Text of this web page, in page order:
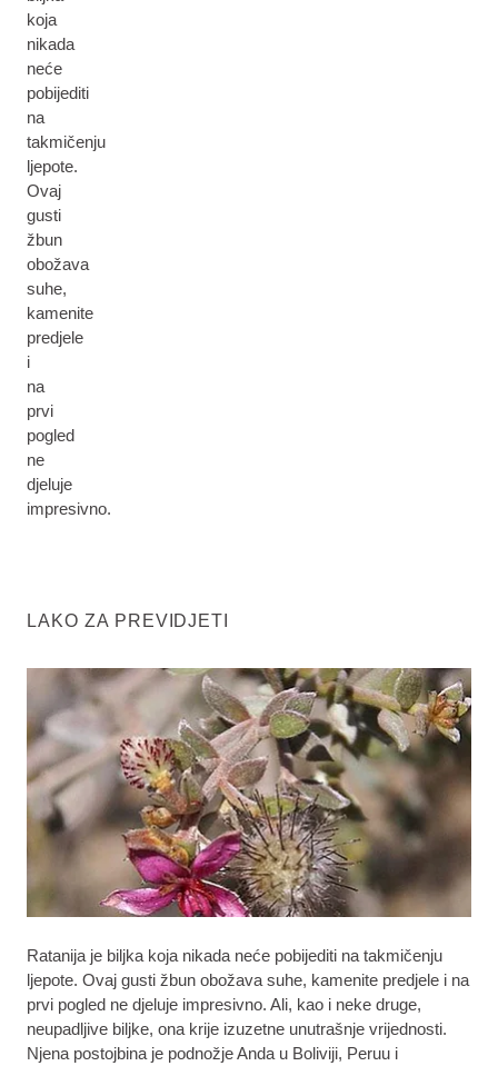
koja
nikada
neće
pobijediti
na
takmičenju
ljepote.
Ovaj
gusti
žbun
obožava
suhe,
kamenite
predjele
i
na
prvi
pogled
ne
djeluje
impresivno.
LAKO ZA PREVIDJETI
Ratanija je biljka koja nikada neće pobijediti na takmičenju
ljepote. Ovaj gusti žbun obožava suhe, kamenite predjele i na
prvi pogled ne djeluje impresivno. Ali, kao i neke druge,
neupadljive biljke, ona krije izuzetne unutrašnje vrijednosti.
Njena postojbina je podnožje Anda u Boliviji, Peruu i